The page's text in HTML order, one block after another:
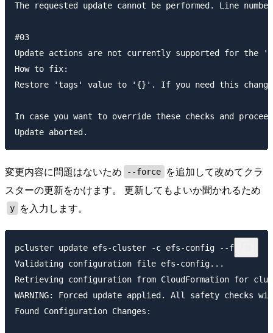
The requested update cannot be performed. Line
#03
Update actions are not currently supported for the
How to fix:
Restore 'tags' value to '{}'. If you need this
In case you want to override these checks and
変更内容に問題はないため --force
を追加して改めてクラ
スターの更新をかけます。 更新してもよいか聞かれるため
y を入力します。
pcluster update efs-cluster -c efs-config --force
Validating configuration file efs-config...
Retrieving configuration from CloudFormation for
WARNING: Forced update applied. All safety checks
Found Configuration Changes: